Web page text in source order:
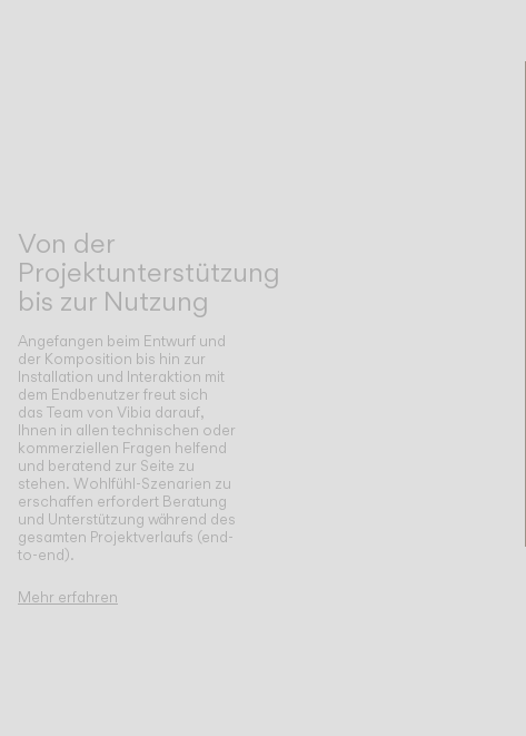
Von der
Projektunterstützung
bis zur Nutzung
Angefangen beim Entwurf und
der Komposition bis hin zur
Installation und Interaktion mit
dem Endbenutzer freut sich
das Team von Vibia darauf,
Ihnen in allen technischen oder
kommerziellen Fragen helfend
und beratend zur Seite zu
stehen. Wohlfühl-Szenarien zu
erschaffen erfordert Beratung
und Unterstützung während des
gesamten Projektverlaufs (end-
to-end).
Mehr erfahren